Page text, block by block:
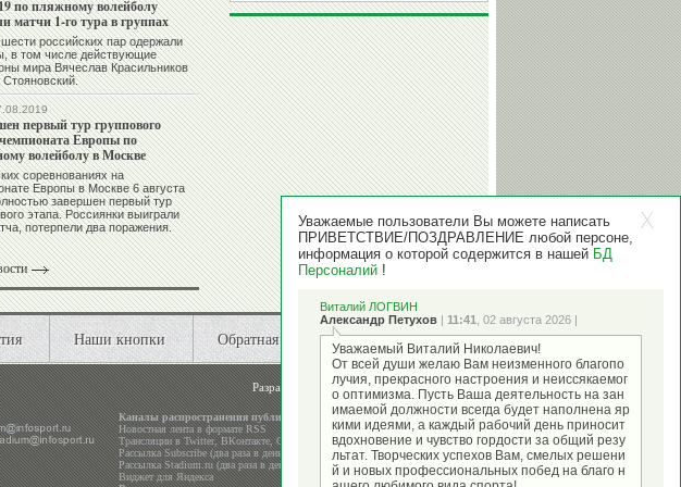
по пляжному волейболу
матчи 1-го тура в группах
российских пар одержали
в том числе действующие
мира Вячеслав Красильников
Стояновский.
первый тур группового
Европы по
волейболу в Москве
соревнованиях на
Европы в Москве 6 августа
завершен первый тур
этапа. Россиянки выиграли
потерпели два поражения.
Наши кнопки Обратная связь
Разработка и поддержкаООО "Стадион"
Каналы распространения публикаций
Новостная лента в формате RSS
Трансляции вTwitter,ВКонтакте,Google+
Рассылка Subscribe (два раза в день)
Рассылка Stadium.ru (два раза в день)
Виджет для Яндекса
Уважаемые пользователи Вы можете написать
ПРИВЕТСТВИЕ/ПОЗДРАВЛЕНИЕ любой персоне,
информация о которой содержится в нашей БД
Персоналий !
Виталий ЛОГВИН
Александр Петухов | 11:41 , 02 августа 2026 |
Уважаемый Виталий Николаевич!
От всей души желаю Вам неизменного благопо
лучия, прекрасного настроения и неиссякаемог
о оптимизма. Пусть Ваша деятельность на зан
имаемой должности всегда будет наполнена яр
кими идеями, а каждый рабочий день приносит
вдохновение и чувство гордости за общий резу
льтат. Творческих успехов Вам, смелых решени
й и новых профессиональных побед на благо н